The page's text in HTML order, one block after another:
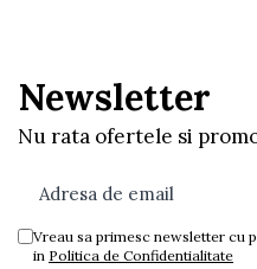
Newsletter
Nu rata ofertele si
Vreau sa primesc newsletter cu
in Politica de Confidentialitate